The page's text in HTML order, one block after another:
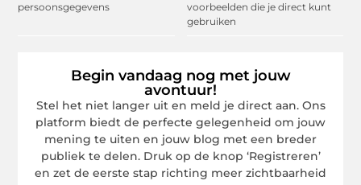
persoonsgegevens
voorbeelden die je direct kunt
gebruiken
Begin vandaag nog met jouw
avontuur!
Stel het niet langer uit en meld je direct aan. Ons
platform biedt de perfecte gelegenheid om jouw
mening te uiten en jouw blog met een breder
publiek te delen. Druk op de knop ‘Registreren’
en zet de eerste stap richting meer zichtbaarheid